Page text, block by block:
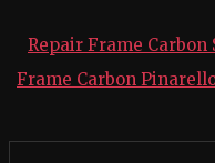
Repair Frame Carbon
Frame Carbon